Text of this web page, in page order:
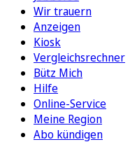
Wir trauern
Anzeigen
Kiosk
Vergleichsrechner
Bütz Mich
Hilfe
Online-Service
Meine Region
Abo kündigen